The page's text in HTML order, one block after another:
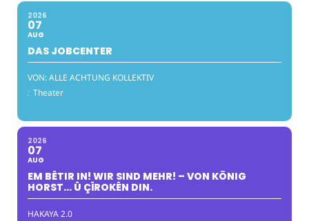
2026
07
AUG
DAS JOBCENTER
VON: ALLE ACHTUNG KOLLEKTIV
: Theater
2026
07
AUG
EM BÊTIR IN! WIR SIND MEHR! – VON KÖNIG
HORST… Û ÇÎROKÊN DIN.
HAKAYA 2.0